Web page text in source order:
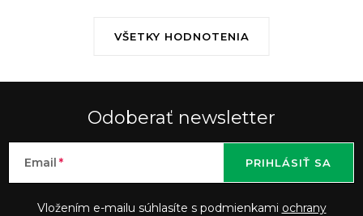
VŠETKY HODNOTENIA
Odoberať newsletter
Email
Vložením e-mailu súhlasíte s podmienkami ochrany
PRIHLÁSIŤ SA